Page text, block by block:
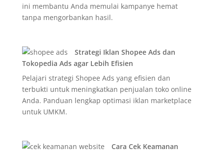
ini membantu Anda memulai kampanye hemat
tanpa mengorbankan hasil.
Strategi Iklan Shopee Ads dan
Tokopedia Ads agar Lebih Efisien
Pelajari strategi Shopee Ads yang efisien dan
terbukti untuk meningkatkan penjualan toko online
Anda. Panduan lengkap optimasi iklan marketplace
untuk UMKM.
Cara Cek Keamanan